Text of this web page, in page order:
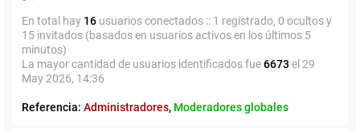
En total hay 16 usuarios conectados :: 1 registrado, 0 ocultos y
15 invitados (basados en usuarios activos en los últimos 5
minutos)
La mayor cantidad de usuarios identificados fue6673 el 29
May 2026, 14:36
Referencia: Administradores, Moderadores globales